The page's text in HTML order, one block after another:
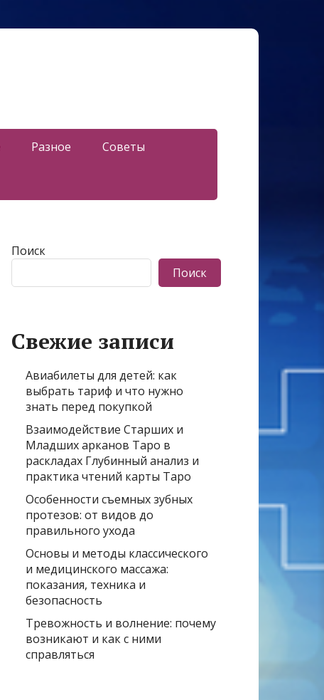
Разное Советы
Поиск
Поиск
Свежие записи
Авиабилеты для детей: как
выбрать тариф и что нужно
знать перед покупкой
Взаимодействие Старших и
Младших арканов Таро в
раскладах Глубинный анализ и
практика чтений карты Таро
Особенности съемных зубных
протезов: от видов до
правильного ухода
Основы и методы классического
и медицинского массажа:
показания, техника и
безопасность
Тревожность и волнение: почему
возникают и как с ними
справляться